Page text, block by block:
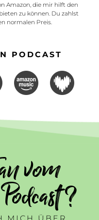
Amazon, die mir hilft den
zu können. Du zahlst
normalen Preis.
PODCAST
vom
?